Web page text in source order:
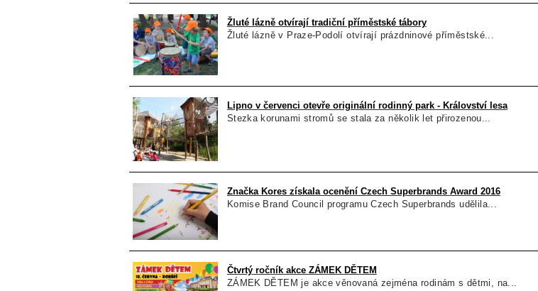
Žluté lázně otvírají tradiční příměstské tábory
Žluté lázně v Praze-Podolí otvírají prázdninové příměstské...
Lipno v červenci otevře originální rodinný park - Království lesa
Stezka korunami stromů se stala za několik let přirozenou...
Značka Kores získala ocenění Czech Superbrands Award 2016
Komise Brand Council programu Czech Superbrands udělila...
Čtvrtý ročník akce ZÁMEK DĚTEM
ZÁMEK DĚTEM je akce věnovaná zejména rodinám s dětmi, na...